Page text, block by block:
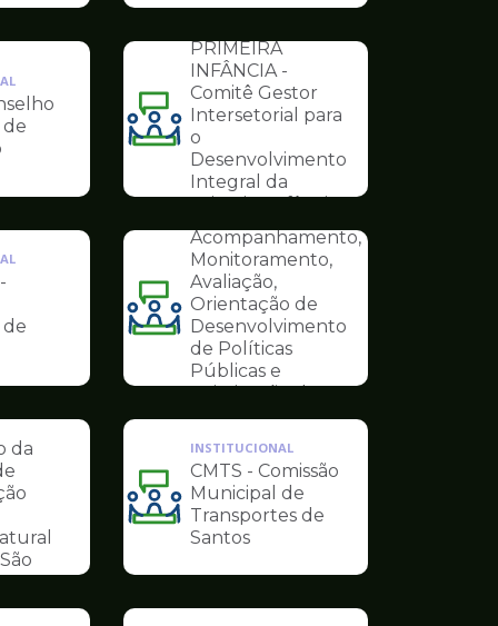
de
Conselhos
Ilustração
da
pagina
de
Conselhos
PRIMEIRA
INFÂNCIA -
Comitê Gestor
Intersetorial para
o
Desenvolvimento
Integral da
Primeira Infância
Ilustração
da
pagina
de
Conselhos
INSTITUCIONAL
COMITÊ ODS -
Comitê Municipal
Acompanhamento,
Monitoramento,
Avaliação,
Orientação de
Desenvolvimento
de Políticas
Públicas e
Otimização dos
Objetivos do
Sustentável
da
Ilustração
da
de
Conselhos
INSTITUCIONAL
CMTS - Comissão
Municipal de
Transportes de
Santos